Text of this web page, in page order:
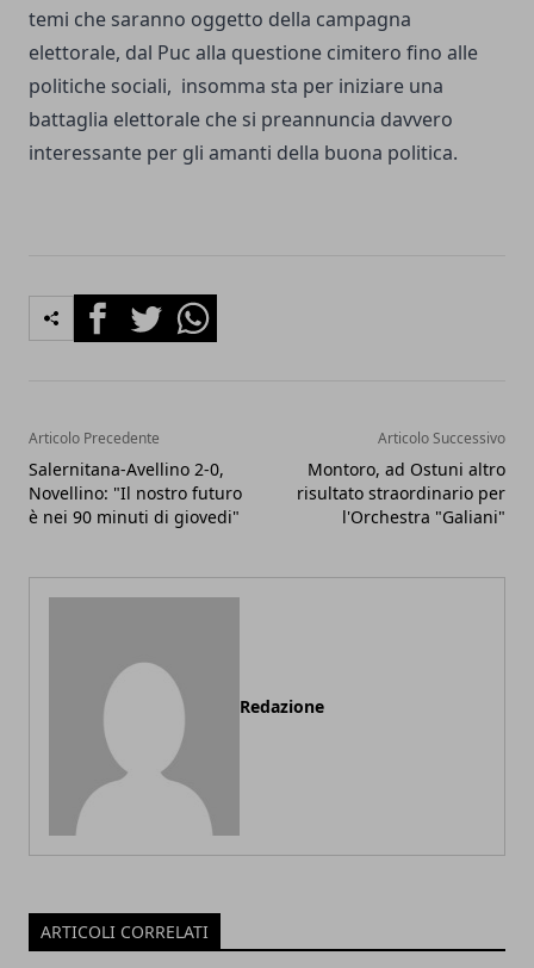
temi che saranno oggetto della campagna
elettorale, dal Puc alla questione cimitero fino alle
politiche sociali, insomma sta per iniziare una
battaglia elettorale che si preannuncia davvero
interessante per gli amanti della buona politica.
FacebookTwitterWhatsapp
Articolo Precedente
Salernitana-Avellino 2-0,
Novellino: "Il nostro futuro
è nei 90 minuti di giovedi"
Articolo Successivo
Montoro, ad Ostuni altro
risultato straordinario per
l'Orchestra "Galiani"
Redazione
ARTICOLI CORRELATI